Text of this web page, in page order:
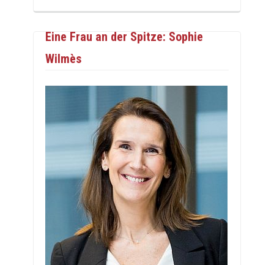
Eine Frau an der Spitze: Sophie
Wilmès